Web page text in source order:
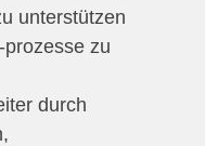
unterstützen
zu
durch